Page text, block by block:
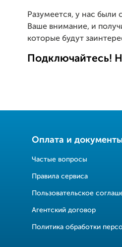
Разумеется, у нас
Ваше внимание, и
которые будут
Подключайтесь!
Оплата и
Частые вопросы
Правила сервиса
Пользовательское
Агентский договор
Политика обработки